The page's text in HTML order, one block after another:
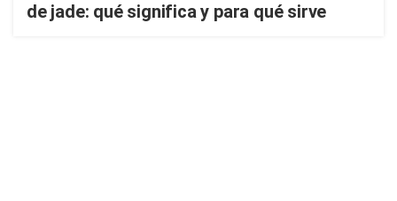
de jade: qué significa y para qué sirve